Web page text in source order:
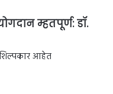
म्हतपूर्ण: डॉ.
आहेत